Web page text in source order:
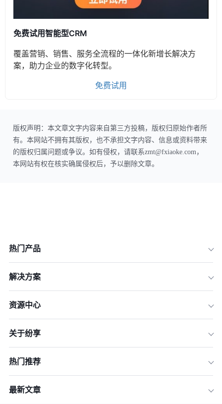
免费试用智能型CRM
覆盖营销、销售、服务全流程的一体化新增长解决方
案，助力企业的数字化转型。
免费试用
版权声明：本文章文字内容来自第三方投稿，版权归原始作者所
有。本网站不拥有其版权，也不承担文字内容、信息或资料带来
的版权归属问题或争议。如有侵权，请联系zmt@fxiaoke.com，
本网站有权在核实确属侵权后，予以删除文章。
热门产品
解决方案
资源中心
关于纷享
热门推荐
最新文章